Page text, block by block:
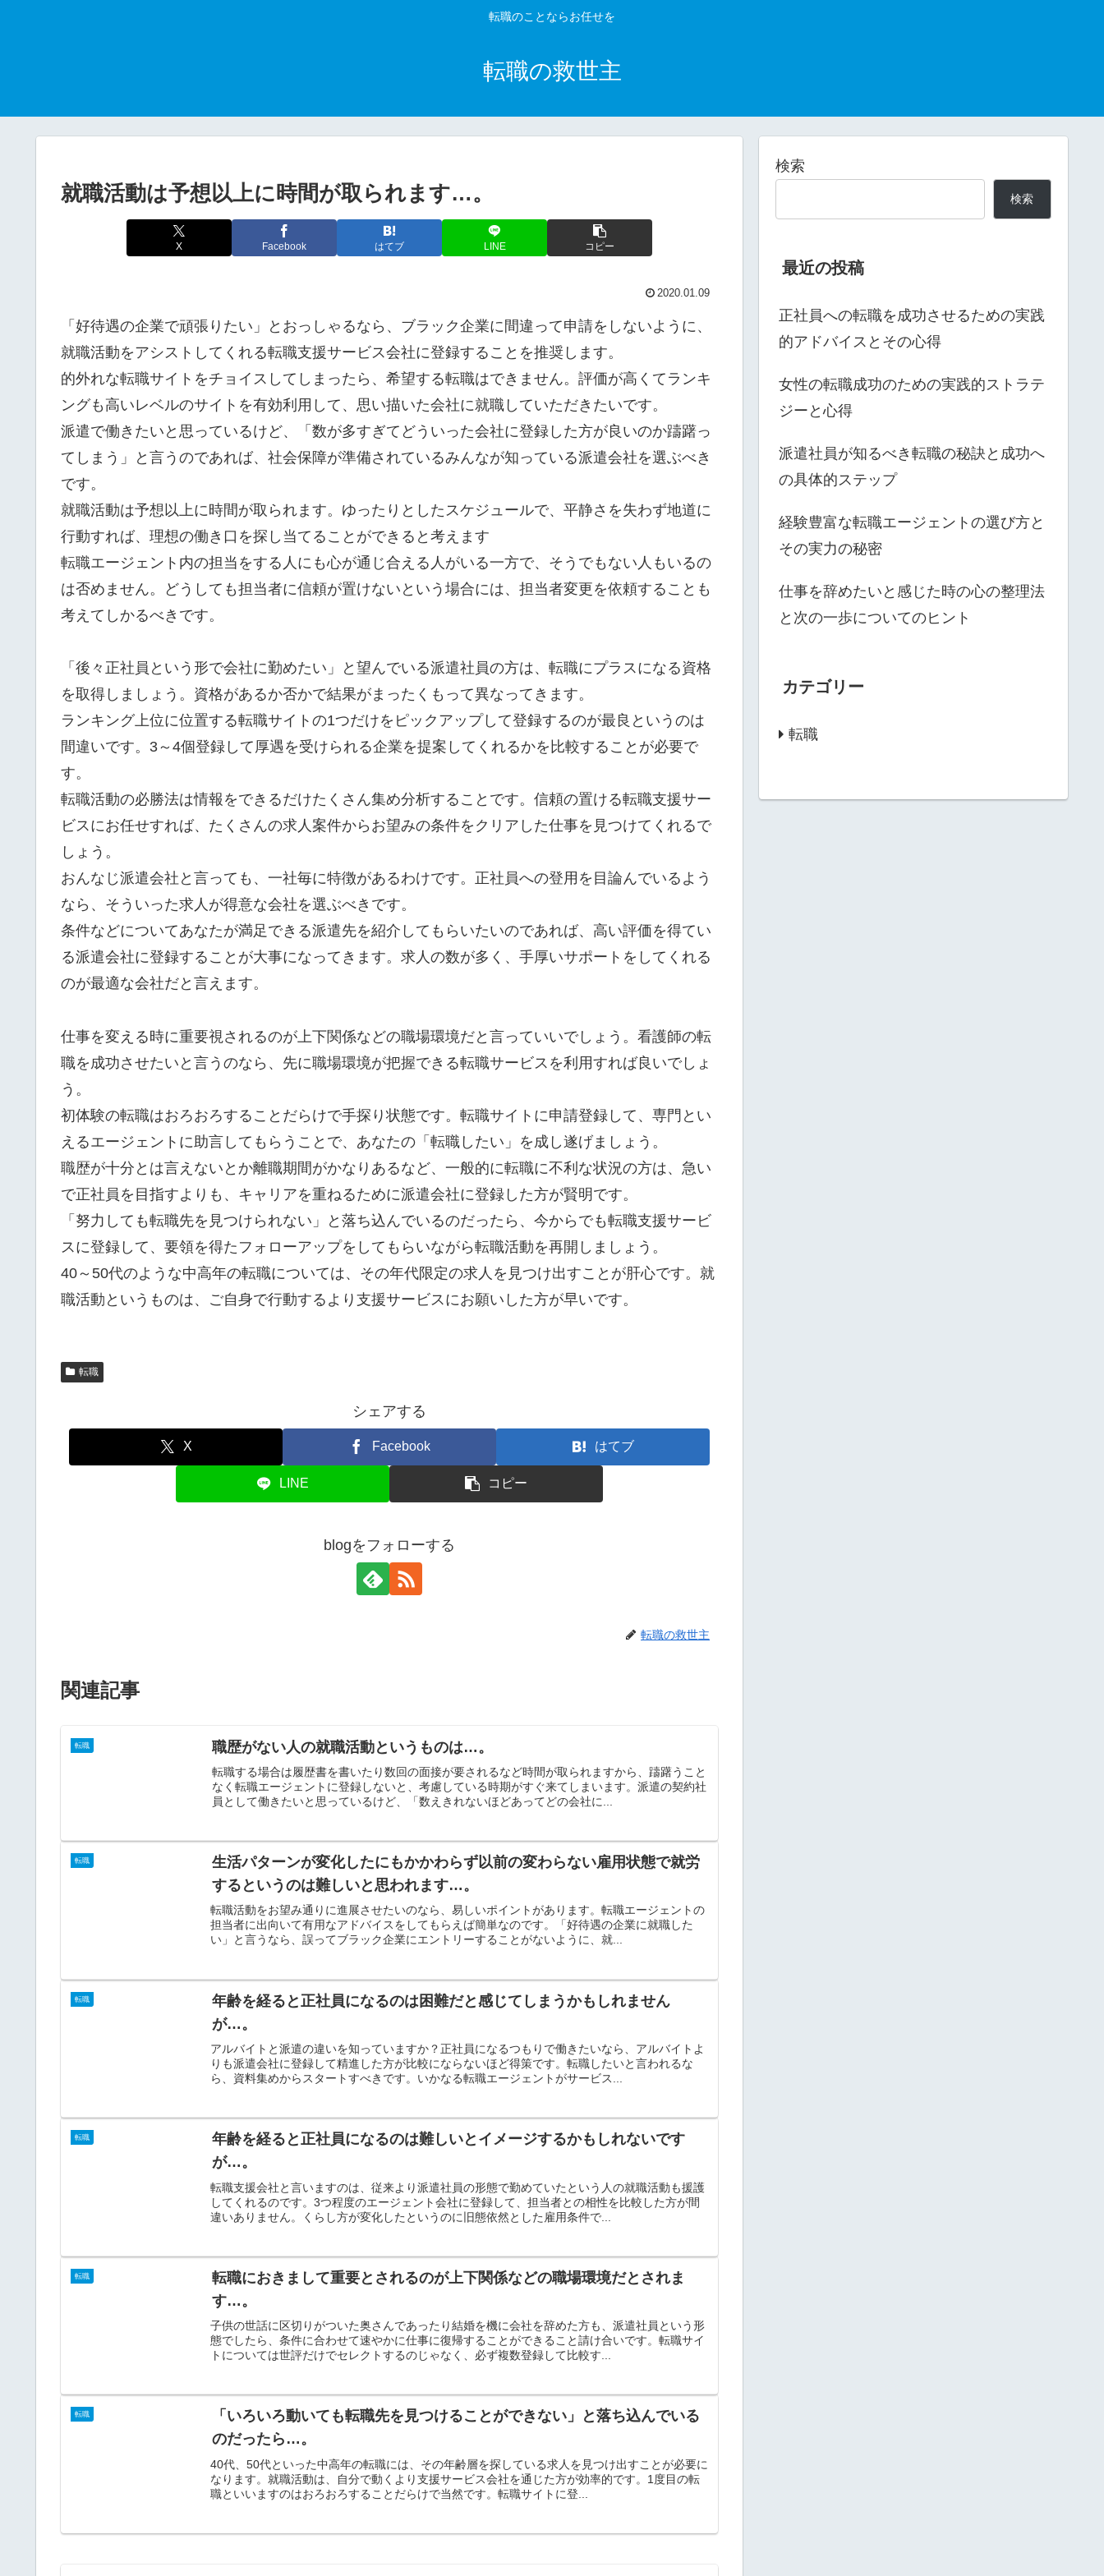
転職のことならお任せを
転職の救世主
就職活動は予想以上に時間が取られます…。
X Facebook はてブ LINE コピー
2020.01.09
「好待遇の企業で頑張りたい」とおっしゃるなら、ブラック企業に間違って申請をしないように、
就職活動をアシストしてくれる転職支援サービス会社に登録することを推奨します。
的外れな転職サイトをチョイスしてしまったら、希望する転職はできません。評価が高くてランキ
ングも高いレベルのサイトを有効利用して、思い描いた会社に就職していただきたいです。
派遣で働きたいと思っているけど、「数が多すぎてどういった会社に登録した方が良いのか躊躇っ
てしまう」と言うのであれば、社会保障が準備されているみんなが知っている派遣会社を選ぶべき
です。
就職活動は予想以上に時間が取られます。ゆったりとしたスケジュールで、平静さを失わず地道に
行動すれば、理想の働き口を探し当てることができると考えます
転職エージェント内の担当をする人にも心が通じ合える人がいる一方で、そうでもない人もいるの
は否めません。どうしても担当者に信頼が置けないという場合には、担当者変更を依頼することも
考えてしかるべきです。
「後々正社員という形で会社に勤めたい」と望んでいる派遣社員の方は、転職にプラスになる資格
を取得しましょう。資格があるか否かで結果がまったくもって異なってきます。
ランキング上位に位置する転職サイトの1つだけをピックアップして登録するのが最良というのは
間違いです。3～4個登録して厚遇を受けられる企業を提案してくれるかを比較することが必要で
す。
転職活動の必勝法は情報をできるだけたくさん集め分析することです。信頼の置ける転職支援サー
ビスにお任せすれば、たくさんの求人案件からお望みの条件をクリアした仕事を見つけてくれるで
しょう。
おんなじ派遣会社と言っても、一社毎に特徴があるわけです。正社員への登用を目論んでいるよう
なら、そういった求人が得意な会社を選ぶべきです。
条件などについてあなたが満足できる派遣先を紹介してもらいたいのであれば、高い評価を得てい
る派遣会社に登録することが大事になってきます。求人の数が多く、手厚いサポートをしてくれる
のが最適な会社だと言えます。
仕事を変える時に重要視されるのが上下関係などの職場環境だと言っていいでしょう。看護師の転
職を成功させたいと言うのなら、先に職場環境が把握できる転職サービスを利用すれば良いでしょ
う。
初体験の転職はおろおろすることだらけで手探り状態です。転職サイトに申請登録して、専門とい
えるエージェントに助言してもらうことで、あなたの「転職したい」を成し遂げましょう。
職歴が十分とは言えないとか離職期間がかなりあるなど、一般的に転職に不利な状況の方は、急い
で正社員を目指すよりも、キャリアを重ねるために派遣会社に登録した方が賢明です。
「努力しても転職先を見つけられない」と落ち込んでいるのだったら、今からでも転職支援サービ
スに登録して、要領を得たフォローアップをしてもらいながら転職活動を再開しましょう。
40～50代のような中高年の転職については、その年代限定の求人を見つけ出すことが肝心です。就
職活動というものは、ご自身で行動するより支援サービスにお願いした方が早いです。
転職
シェアする
X Facebook はてブ
LINE コピー
blogをフォローする
転職の救世主
関連記事
転職 職歴がない人の就職活動というものは…。
転職する場合は履歴書を書いたり数回の面接が要されるなど時間が取られますから、躊躇うこと
なく転職エージェントに登録しないと、考慮している時期がすぐ来てしまいます。派遣の契約社
員として働きたいと思っているけど、「数えきれないほどあってどの会社に...
転職
生活パターンが変化したにもかかわらず以前の変わらない雇用状態で就労
するというのは難しいと思われます…。
転職活動をお望み通りに進展させたいのなら、易しいポイントがあります。転職エージェントの
担当者に出向いて有用なアドバイスをしてもらえば簡単なのです。「好待遇の企業に就職した
い」と言うなら、誤ってブラック企業にエントリーすることがないように、就...
転職
年齢を経ると正社員になるのは困難だと感じてしまうかもしれません
が…。
アルバイトと派遣の違いを知っていますか？正社員になるつもりで働きたいなら、アルバイトよ
りも派遣会社に登録して精進した方が比較にならないほど得策です。転職したいと言われるな
ら、資料集めからスタートすべきです。いかなる転職エージェントがサービス...
転職
年齢を経ると正社員になるのは難しいとイメージするかもしれないです
が…。
転職支援会社と言いますのは、従来より派遣社員の形態で勤めていたという人の就職活動も援護
してくれるのです。3つ程度のエージェント会社に登録して、担当者との相性を比較した方が間
違いありません。くらし方が変化したというのに旧態依然とした雇用条件で...
転職
転職におきまして重要とされるのが上下関係などの職場環境だとされま
す…。
子供の世話に区切りがついた奥さんであったり結婚を機に会社を辞めた方も、派遣社員という形
態でしたら、条件に合わせて速やかに仕事に復帰することができること請け合いです。転職サイ
トについては世評だけでセレクトするのじゃなく、必ず複数登録して比較す...
転職
「いろいろ動いても転職先を見つけることができない」と落ち込んでいる
のだったら…。
40代、50代といった中高年の転職には、その年齢層を探している求人を見つけ出すことが必要に
なります。就職活動は、自分で動くより支援サービス会社を通じた方が効率的です。1度目の転
職といいますのはおろおろすることだらけで当然です。転職サイトに登...
検索
検索
最近の投稿
正社員への転職を成功させるための実践
的アドバイスとその心得
女性の転職成功のための実践的ストラテ
ジーと心得
派遣社員が知るべき転職の秘訣と成功へ
の具体的ステップ
経験豊富な転職エージェントの選び方と
その実力の秘密
仕事を辞めたいと感じた時の心の整理法
と次の一歩についてのヒント
カテゴリー
転職